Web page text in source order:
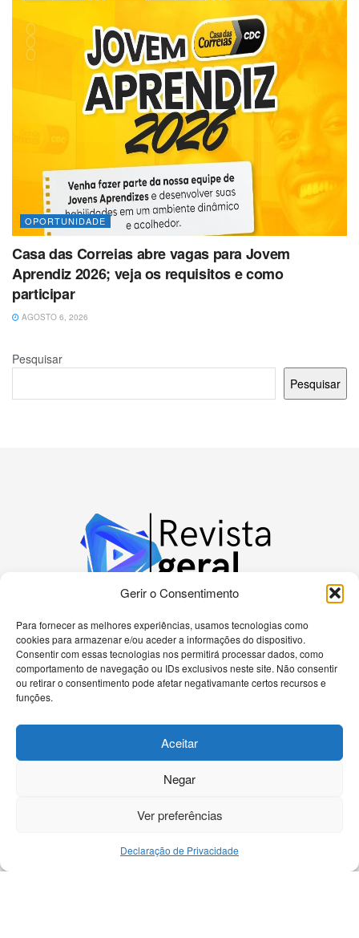
Gerir o Consentimento
Para fornecer as melhores experiências, usamos tecnologias como
cookies para armazenar e/ou aceder a informações do dispositivo.
Consentir com essas tecnologias nos permitirá processar dados, como
comportamento de navegação ou IDs exclusivos neste site. Não consentir
ou retirar o consentimento pode afetar negativamante certos recursos e
funções.
Aceitar
Negar
Ver preferências
Declaração de Privacidade
OPORTUNIDADE
Casa das Correias abre vagas para Jovem
Aprendiz 2026; veja os requisitos e como
participar
AGOSTO 6, 2026
Pesquisar
Pesquisar
Bem-vindo à nossa plataforma dedicada a
apaixonados por tecnologia! Aqui, você encontrará
as últimas novidades sobre celulares, computadores
e uma gama diversificada de dispositivos eletrônicos.
atualizadas, análises detalhadas e tutoriais passo a
passo para ajudá-lo a navegar no universo
tecnológico de forma eficiente.